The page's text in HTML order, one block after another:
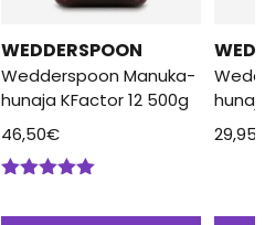
WEDDERSPOON
Wedderspoon Manuka-
hunaja KFactor 12 500g
46,50€
29,95